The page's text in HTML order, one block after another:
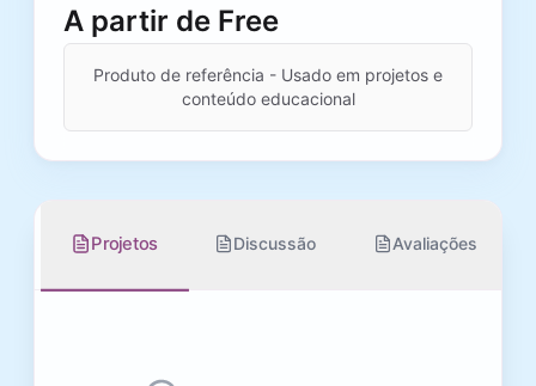
A partir de Free
Produto de referência - Usado em projetos e
conteúdo educacional
Projetos Discussão Avaliações